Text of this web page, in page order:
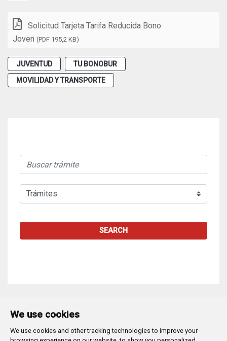
We use cookies
We use cookies and other tracking technologies to improve your
Solicitud Tarjeta Tarifa Reducida Bono
Joven (PDF 195,2 KB)
JUVENTUD
TU BONOBUR
MOVILIDAD Y TRANSPORTE
SEARCH
Plaza Mayor 1 - 09071BURGOS